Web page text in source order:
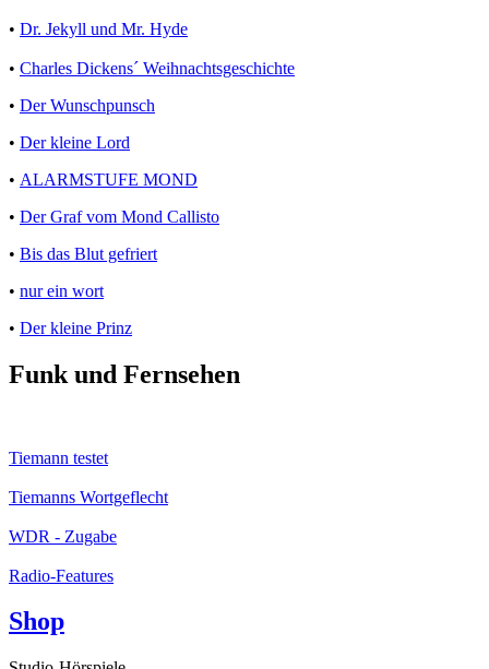
• Dr. Jekyll und Mr. Hyde
• Charles Dickens´ Weihnachtsgeschichte
• Der Wunschpunsch
• Der kleine Lord
• ALARMSTUFE MOND
• Der Graf vom Mond Callisto
• Bis das Blut gefriert
• nur ein wort
• Der kleine Prinz
Funk und Fernsehen
Tiemann testet
Tiemanns Wortgeflecht
WDR - Zugabe
Radio-Features
Shop